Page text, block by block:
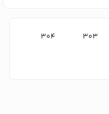
303
304